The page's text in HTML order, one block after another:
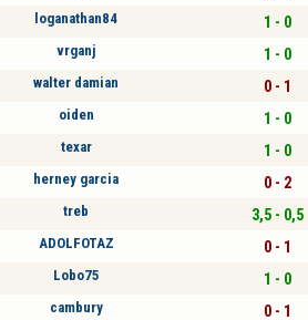
loganathan84 1 - 0
vrganj 1 - 0
walter damian 0 - 1
oiden 1 - 0
texar 1 - 0
herney garcia 0 - 2
treb 3,5 - 0,5
ADOLFOTAZ 0 - 1
Lobo75 1 - 0
cambury 0 - 1